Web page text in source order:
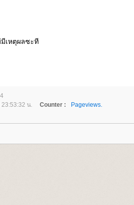
เหตุผลซะที
น. Counter :
Pageviews.